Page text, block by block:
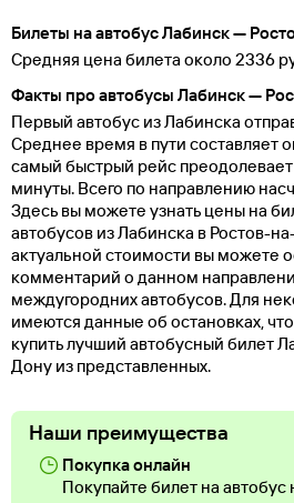
Билеты на автобус Лабинск —
Средняя цена билета около 2336
Факты про автобусы Лабинск —
Первый автобус из Лабинска
Среднее время в пути составляет
самый быстрый рейс преодолевает
минуты. Всего по направлению
Здесь вы можете узнать цены на
автобусов из Лабинска в Ростов-
актуальной стоимости вы можете
комментарий о данном
междугородних автобусов. Для
имеются данные об остановках,
купить лучший автобусный билет
Дону из представленных.
Наши преимущества
Покупка онлайн
Покупайте билет на